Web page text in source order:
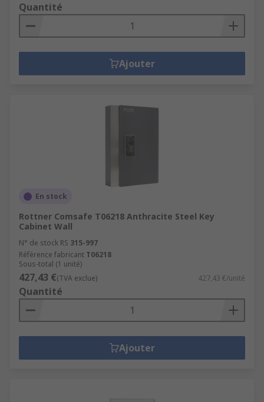
Quantité
Ajouter
En stock
Rottner Comsafe T06218 Anthracite Steel Key
Cabinet Wall
N° de stock RS 315-997
Référence fabricant T06218
Sous-total (1 unité)
427,43 €(TVA exclue) 427,43 €/unité
Quantité
Ajouter